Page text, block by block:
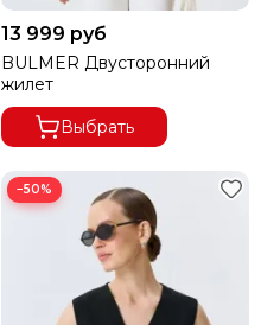
13 999 руб
BULMER Двусторонний
жилет
Выбрать
−50%